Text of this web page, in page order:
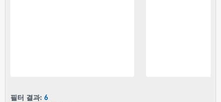
필터 결과: 6